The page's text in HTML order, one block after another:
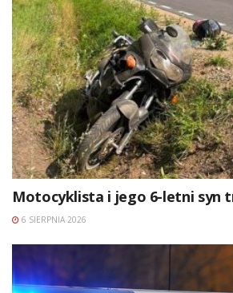
Motocyklista i jego 6-letni syn
6 SIERPNIA 2026